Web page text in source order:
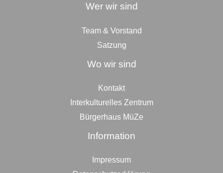
Wer wir sind
Team & Vorstand
Satzung
Wo wir sind
Kontakt
Interkulturelles Zentrum
Bürgerhaus MüZe
Information
Impressum